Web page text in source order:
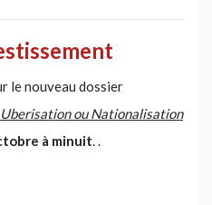
le nouveau dossier
Uberisation ou Nationalisation
à minuit. .